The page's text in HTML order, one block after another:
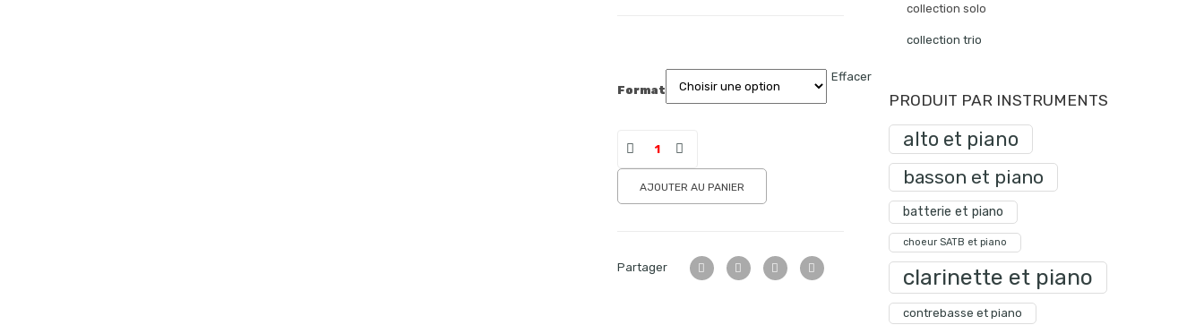
Format
Effacer
AJOUTER AU PANIER
Partager
collection solo
collection trio
PRODUIT PAR INSTRUMENTS
alto et piano
basson et piano
batterie et piano
choeur SATB et piano
clarinette et piano
contrebasse et piano